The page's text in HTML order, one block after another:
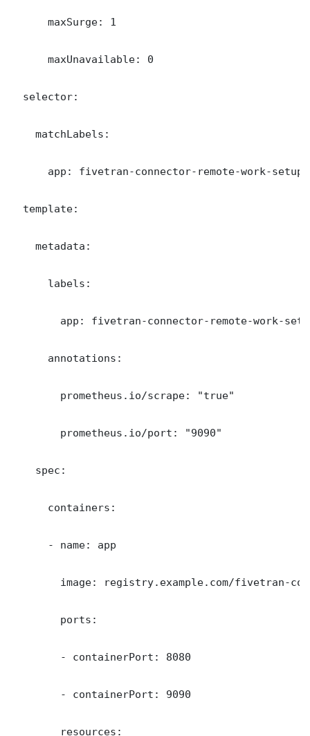
      maxSurge: 1
      maxUnavailable: 0
  selector:
    matchLabels:
      app: fivetran-connector-remote-work-setup
  template:
    metadata:
      labels:
app: fivetran-connector-remote-work-
      annotations:
        prometheus.io/scrape: "true"
        prometheus.io/port: "9090"
    spec:
      containers:
      - name: app
image: registry.example.com/fivetran-
        ports:
        - containerPort: 8080
        - containerPort: 9090
        resources: